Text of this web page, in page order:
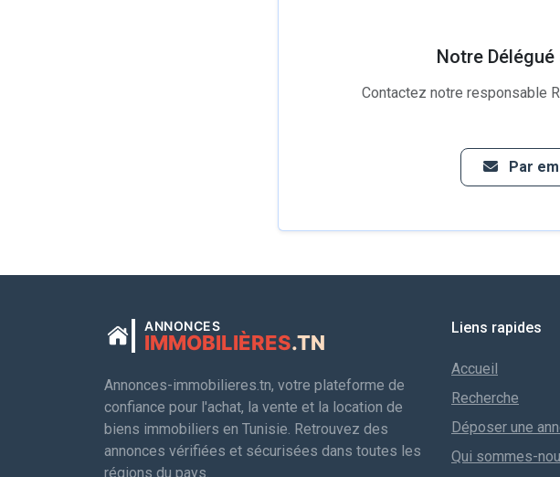
Notre
Contactez notre responsable
Par
ANNONCES
IMMOBILIÈRES.TN
Annonces-immobilieres.tn, votre plateforme de
confiance pour l'achat, la vente et la location de
biens immobiliers en Tunisie. Retrouvez des
annonces vérifiées et sécurisées dans toutes les
régions du pays.
Liens rapides
Accueil
Recherche
Déposer une
Qui sommes-